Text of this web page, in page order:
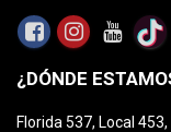
¿DÓNDE
Florida 537, Local